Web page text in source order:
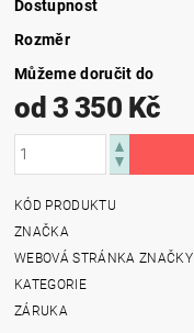
Dostupnost
Rozměr
Můžeme doručit do
od 3 350 Kč
KÓD PRODUKTU
ZNAČKA
WEBOVÁ STRÁNKA ZNAČKY
KATEGORIE
ZÁRUKA